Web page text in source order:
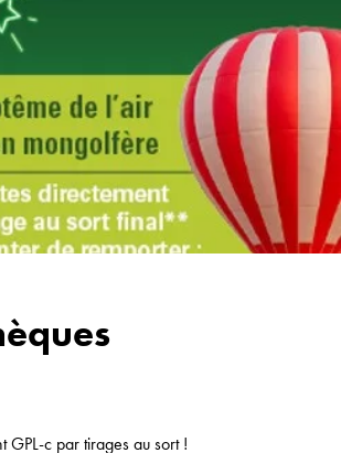
GPL-c par tirages au sort !